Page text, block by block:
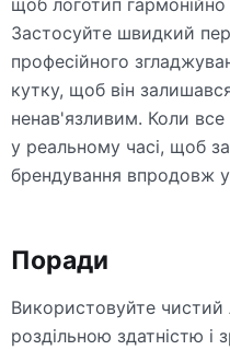
щоб логотип
Застосуйте швидкий
професійного
кутку, щоб він
ненав'язливим. Коли все
у реальному часі, щоб
брендування впродовж
Поради
Використовуйте
роздільною здатністю і